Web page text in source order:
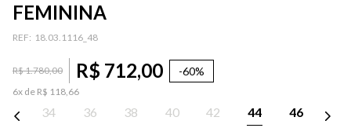
FEMININA
: 18.03.1116_48
R$1.780,00 R$ 712,00 -60%
6x de R$ 118,66
34 36 38 40 42 44 46